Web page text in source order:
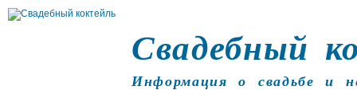
Свадебный
Информация о свадьбе и